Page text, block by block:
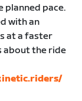
planned pace.
with an
at a faster
about the ride